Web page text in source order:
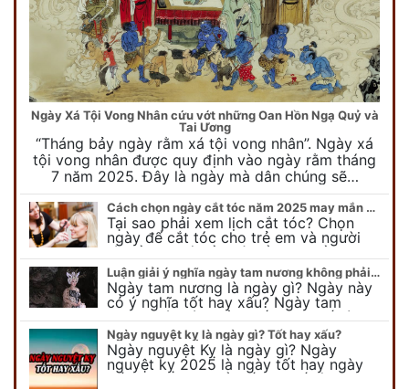
Ngày Xá Tội Vong Nhân cứu vớt những Oan Hồn Ngạ Quỷ và
Tai Ương
“Tháng bảy ngày rằm xá tội vong nhân”. Ngày xá
tội vong nhân được quy định vào ngày rằm tháng
7 năm 2025. Đây là ngày mà dân chúng sẽ…
Cách chọn ngày cắt tóc năm 2025 may mắn cho cả trẻ em và người lớn
Tại sao phải xem lịch cắt tóc? Chọn
ngày để cắt tóc cho trẻ em và người
lớn cần lưu ý điều gì để gặp nhiều may
mắn ? Khi…
Luận giải ý nghĩa ngày tam nương không phải ai cũng biết
Ngày tam nương là ngày gì? Ngày này
có ý nghĩa tốt hay xấu? Ngày tam
nương sát có nguồn gốc như thế nào?
Cần kiêng kỵ điều gì khi…
Ngày nguyệt kỵ là ngày gì? Tốt hay xấu?
Ngày nguyệt Kỵ là ngày gì? Ngày
nguyệt kỵ 2025 là ngày tốt hay ngày
xấu, xem ngay để biết chi tiết ý nghĩa